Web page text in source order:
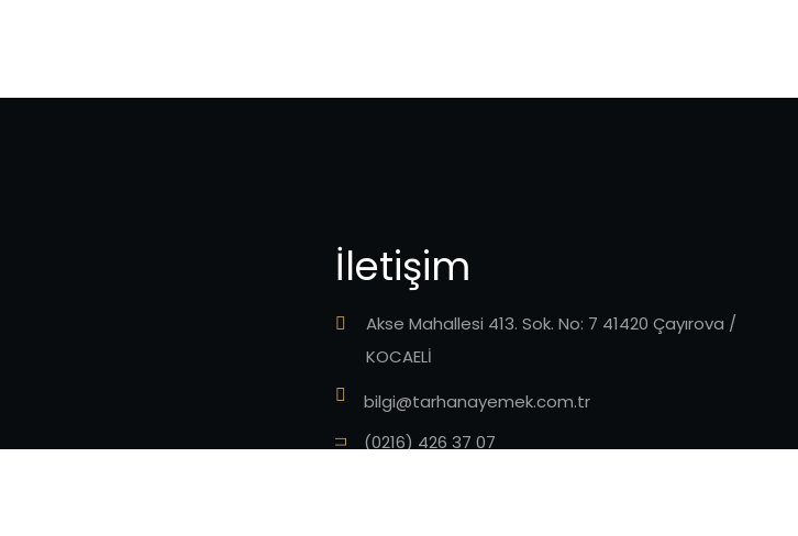
İletişim
Akse Mahallesi 413. Sok. No: 7 41420 Çayırova /
KOCAELİ
bilgi@tarhanayemek.com.tr
(0216) 426 37 07